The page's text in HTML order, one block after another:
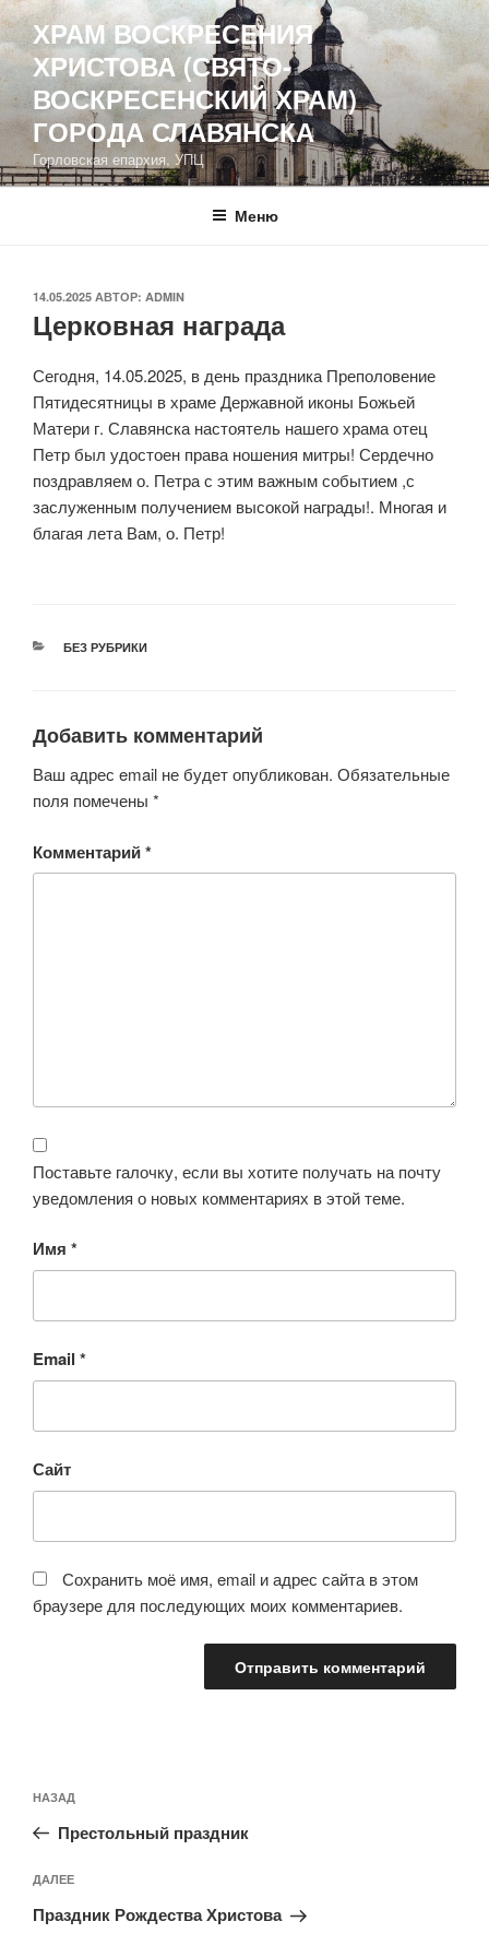
Перейти
к
содержимому
ХРАМ ВОСКРЕСЕНИЯ
ХРИСТОВА (СВЯТО-
ВОСКРЕСЕНСКИЙ ХРАМ)
ГОРОДА СЛАВЯНСКА
Горловская епархия, УПЦ
Меню
ОПУБЛИКОВАНО
14.05.2025 АВТОР: ADMIN
Церковная награда
Сегодня, 14.05.2025, в день праздника Преполовение
Пятидесятницы в храме Державной иконы Божьей
Матери г. Славянска настоятель нашего храма отец
Петр был удостоен права ношения митры! Сердечно
поздравляем о. Петра с этим важным событием ,с
заслуженным получением высокой награды!. Многая и
благая лета Вам, о. Петр!
РУБРИКИ
БЕЗ РУБРИКИ
Добавить комментарий
Ваш адрес email не будет опубликован. Обязательные
поля помечены *
Комментарий*
Поставьте галочку, если вы хотите получать на почту
уведомления о новых комментариях в этой теме.
Имя *
Email *
Сайт
Сохранить моё имя, email и адрес сайта в этом
браузере для последующих моих комментариев.
по
записям
Предыдущая
запись:
НАЗАД
Престольный праздник
Следующая
запись
ДАЛЕЕ
Праздник Рождества Христова